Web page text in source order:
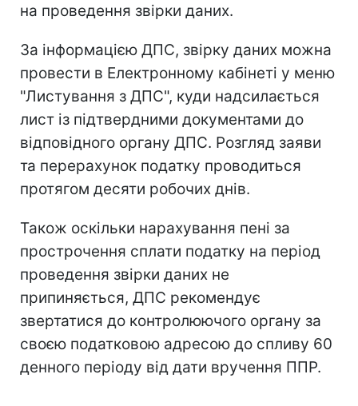
на проведення звірки даних.
За інформацією ДПС, звірку даних можна
провести в Електронному кабінеті у меню
"Листування з ДПС", куди надсилається
лист із підтвердними документами до
відповідного органу ДПС. Розгляд заяви
та перерахунок податку проводиться
протягом десяти робочих днів.
Також оскільки нарахування пені за
прострочення сплати податку на період
проведення звірки даних не
припиняється, ДПС рекомендує
звертатися до контролюючого органу за
своєю податковою адресою до спливу 60
денного періоду від дати вручення ППР.